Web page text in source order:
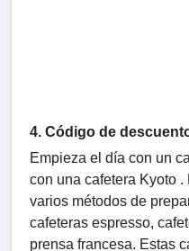
4. Código de
Empieza el día con un
con una cafetera Kyoto
varios métodos de
cafeteras espresso,
prensa francesa. Estas